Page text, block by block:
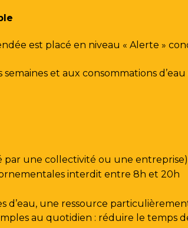
est placé en niveau « Alerte »
et aux consommations
par une collectivité ou une entreprise)
interdit entre 8h et 20h
d’eau, une ressource
au quotidien : réduire le temps